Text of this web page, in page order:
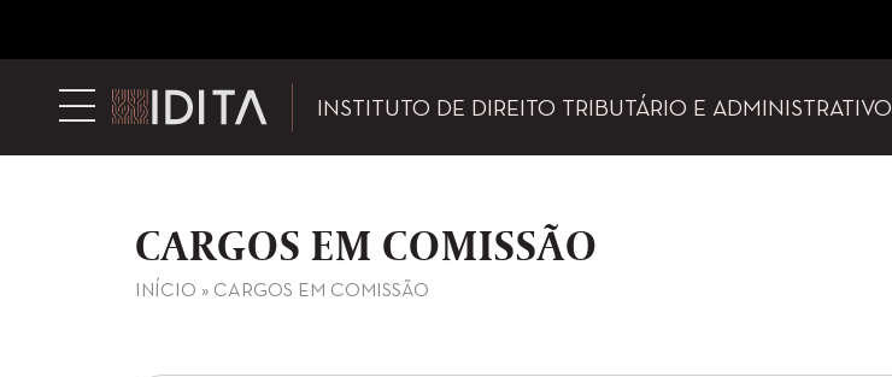
INSTITUTO DE DIREITO TRIBUTÁRIO E ADMINISTRATIVO
CARGOS EM COMISSÃO
INÍCIO » CARGOS EM COMISSÃO